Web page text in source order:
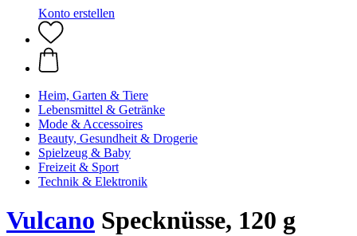
Konto erstellen
Heim, Garten & Tiere
Lebensmittel & Getränke
Mode & Accessoires
Beauty, Gesundheit & Drogerie
Spielzeug & Baby
Freizeit & Sport
Technik & Elektronik
Vulcano Specknüsse, 120 g